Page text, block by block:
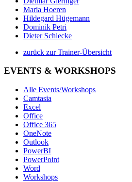
Maria Hoeren
Hildegard Hügemann
Dominik Petri
Dieter Schiecke
zurück zur Trainer-Übersicht
EVENTS & WORKSHOPS
Alle Events/Workshops
Camtasia
Excel
Office
Office 365
OneNote
Outlook
PowerBI
PowerPoint
Word
Workshops